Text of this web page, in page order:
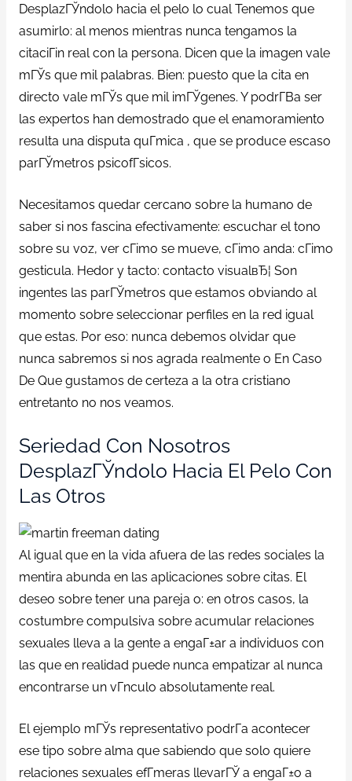
DesplazГЎndolo hacia el pelo lo cual Tenemos que
asumirlo: al menos mientras nunca tengamos la
citaciГіn real con la persona. Dicen que la imagen vale
mГЎs que mil palabras. Bien: puesto que la cita en
directo vale mГЎs que mil imГЎgenes. Y podrГ­В­a ser
las expertos han demostrado que el enamoramiento
resulta una disputa quГ­mica , que se produce escaso
parГЎmetros psicofГ­sicos.
Necesitamos quedar cercano sobre la humano de
saber si nos fascina efectivamente: escuchar el tono
sobre su voz, ver cГіmo se mueve, cГіmo anda: cГіmo
gesticula. Hedor y tacto: contacto visualвЂ¦ Son
ingentes las parГЎmetros que estamos obviando al
momento sobre seleccionar perfiles en la red igual
que estas. Por eso: nunca debemos olvidar que
nunca sabremos si nos agrada realmente o En Caso
De Que gustamos de certeza a la otra cristiano
entretanto no nos veamos.
Seriedad Con Nosotros
DesplazГЎndolo Hacia El Pelo Con
Las Otros
Al igual que en la vida afuera de las redes sociales la
mentira abunda en las aplicaciones sobre citas. El
deseo sobre tener una pareja o: en otros casos, la
costumbre compulsiva sobre acumular relaciones
sexuales lleva a la gente a engaГ±ar a individuos con
las que en realidad puede nunca empatizar al nunca
encontrarse un vГ­nculo absolutamente real.
El ejemplo mГЎs representativo podrГ­a acontecer
ese tipo sobre alma que sabiendo que solo quiere
relaciones sexuales efГ­meras llevarГЎ a engaГ±o a